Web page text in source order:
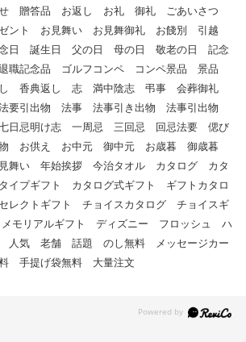
せ 贈答品 お返し お礼 御礼 ごあいさつ
ント お見舞い お見舞御礼 お餞別 引越
日 誕生日 父の日 母の日 敬老の日 記念
職記念品 ゴルフコンペ コンペ景品 景品
香典返し 志 満中陰志 弔事 会葬御礼
要引出物 法事 法事引き出物 法事引出物
日忌明け志 一周忌 三回忌 回忌法要 偲び
お供え お中元 御中元 お歳暮 御歳暮
舞い 年始挨拶 今治タオル カタログ カタ
イプギフト カタログ式ギフト ギフトカタロ
クトギフト チョイスカタログ チョイスギ
モリアルギフト ディズニー フロッシュ ハ
人気 老舗 話題 のし無料 メッセージカー
料 手提げ袋無料 大量注文